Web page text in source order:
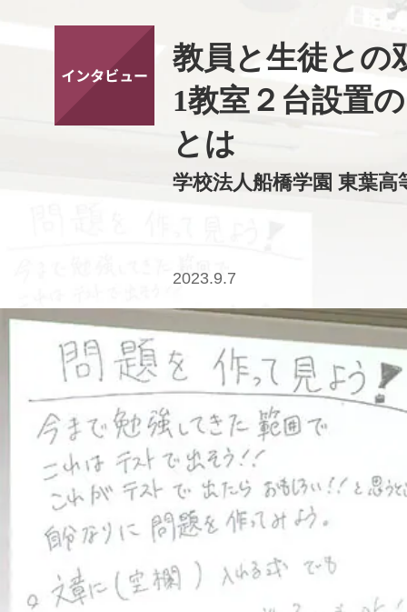
教員と生徒との
1教室２台設置
とは
学校法人船橋学園 東葉高
2023.9.7